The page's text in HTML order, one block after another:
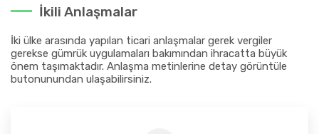
İkili Anlaşmalar
İki ülke arasında yapılan ticari anlaşmalar gerek vergiler
gerekse gümrük uygulamaları bakımından ihracatta büyük
önem taşımaktadır. Anlaşma metinlerine detay görüntüle
butonunundan ulaşabilirsiniz.